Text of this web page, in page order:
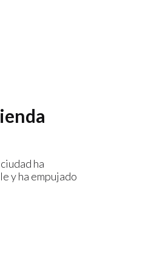
ha
y ha empujado